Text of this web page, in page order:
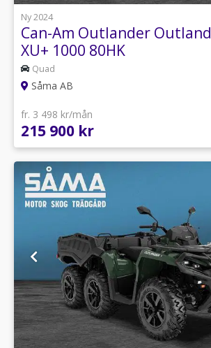
Ny 2024
Can-Am Outlander
XU+ 1000 80HK
Quad
Såma AB
fr. 3 498 kr/mån
215 900 kr
1